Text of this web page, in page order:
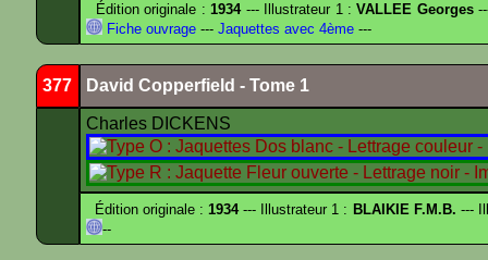
Édition originale :1934--- Illustrateur 1 :VALLEE Georges
Fiche ouvrage --- Jaquettes avec 4ème ---
377 David Copperfield - Tome 1
Charles DICKENS
Édition originale :1934--- Illustrateur 1 : BLAIKIE F.M.B. ---
--